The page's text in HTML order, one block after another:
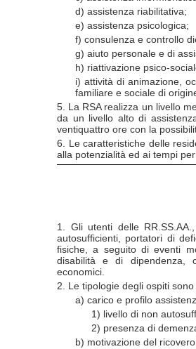
d) assistenza riabilitativa;
e) assistenza psicologica;
f) consulenza e controllo
g) aiuto personale e di
h) riattivazione psico-
i) attività di animazione,
familiare e sociale di
5. La RSA realizza un livello
da un livello alto di
ventiquattro ore con la
6. Le caratteristiche delle
alla potenzialità ed ai tempi
1. Gli utenti delle
autosufficienti, portatori di
fisiche, a seguito di eventi
disabilità e di dipendenza,
economici.
2. Le tipologie degli ospiti
a) carico e profilo
1) livello di non
2) presenza di
b) motivazione del